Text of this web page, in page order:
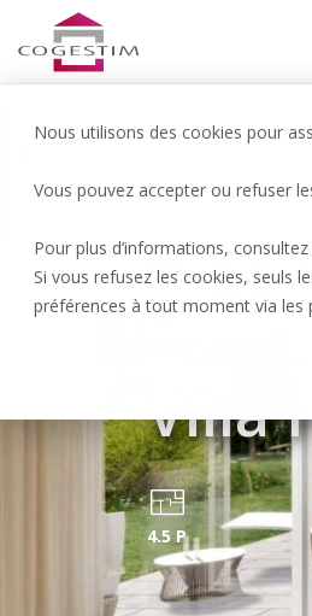
Nous utilisons des cookies pour
Vous pouvez accepter ou refuser
Pour plus d’informations,
Si vous refusez les cookies, seuls
préférences à tout moment via les
Payerne |
Clos
Villa
4.5 P